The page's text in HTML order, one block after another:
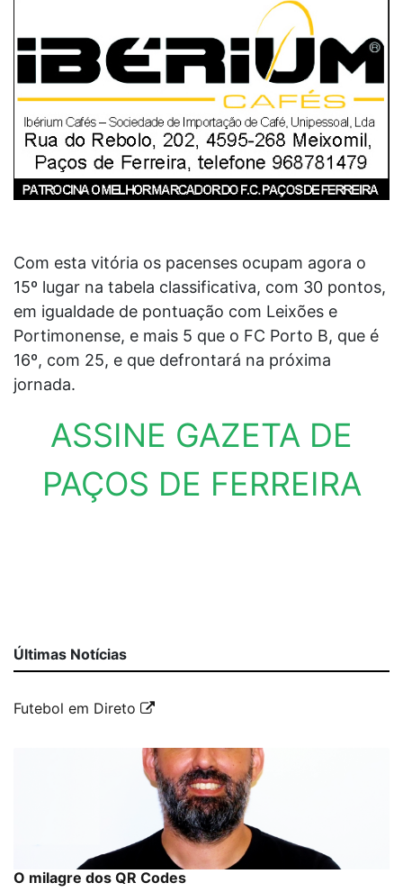
Com esta vitória os pacenses ocupam agora o
15º lugar na tabela classificativa, com 30 pontos,
em igualdade de pontuação com Leixões e
Portimonense, e mais 5 que o FC Porto B, que é
16º, com 25, e que defrontará na próxima
jornada.
ASSINE GAZETA DE
PAÇOS DE FERREIRA
Últimas Notícias
Futebol em Direto
O milagre dos QR Codes